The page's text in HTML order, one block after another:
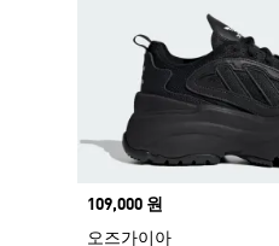
Price
109,000 원
오즈가이아